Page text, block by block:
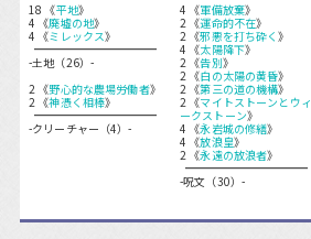
18 《平地》
4 《廃墟の地》
4 《ミレックス》
-土地（26）-
2 《野心的な農場労働者》
2 《神憑く相棒》
-クリーチャー（4）-
4 《軍備放棄》
2 《運命的不在》
2 《邪悪を打ち砕く》
4 《太陽降下》
2 《告別》
2 《白の太陽の黄昏》
2 《第三の道の機構》
2 《マイトストーンとウィ
ークストーン》
4 《永岩城の修繕》
4 《放浪皇》
2 《永遠の放浪者》
-呪文（30）-